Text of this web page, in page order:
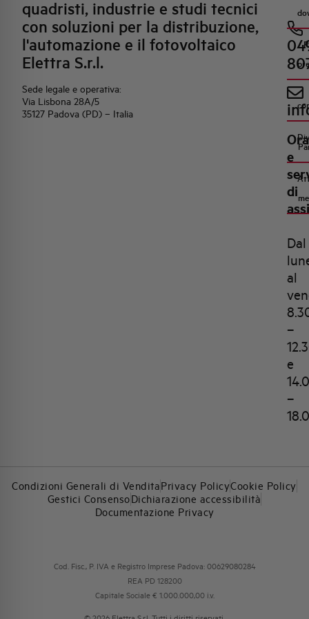
quadristi, industrie e studi tecnici
con soluzioni per la distribuzione,
l'automazione e il fotovoltaico
Elettra S.r.l.
Sede legale e operativa:
Via Lisbona 28A/5
35127 Padova (PD) – Italia
e
di
Dal
al
–
e
–
Condizioni Generali di VenditaPrivacy PolicyCookie Policy
Gestici ConsensoDichiarazione accessibilità
Documentazione Privacy
Cod. Fisc., P. IVA e Registro Imprese Padova: 00629080284
REA PD 128200
Capitale Sociale € 1.000.000,00 i.v.